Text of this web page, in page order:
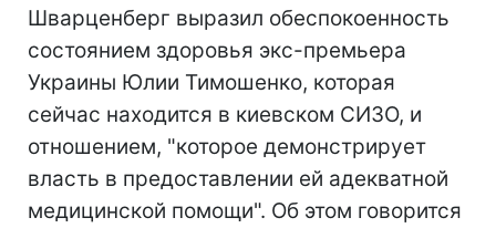
Шварценберг выразил обеспокоенность
состоянием здоровья экс-премьера
Украины Юлии Тимошенко, которая
сейчас находится в киевском СИЗО, и
отношением, "которое демонстрирует
власть в предоставлении ей адекватной
медицинской помощи". Об этом говорится